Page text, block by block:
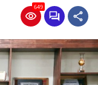
649